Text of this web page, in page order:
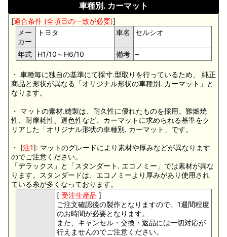
車種別. カーマット
[適合条件 (全項目の一致が必要)]
メー
カー
トヨタ 車名 セルシオ
年式 H1/10～H6/10 備考 –
・ 車種毎に独自の基準にて採寸.型取りを行っているため、 純正
商品と形状が異なる「オリジナル形状の車種別. カーマット」と
なります。
・ マットの素材.縫製は、耐久性に優れたものを採用。難燃焼
性、耐摩耗性、退色性など、カーマットに求められる基準をク
リアした「オリジナル形状の車種別. カーマット」です。
・ [注1]: マットのグレードにより素材や厚みなどが異なります
のでご注意ください。
「デラックス」と「スタンダート. エコノミー」では素材が異な
ります。スタンダードは、エコノミーより厚みがあり使用され
ている糸が多くなっております。
[ 受注生産品 ]
ご注文確認後の製作となりますので、1週間程度
のお時間が必要となります。
また、キャンセル・交換・返品には一切対応が
行えませんのでご注意ください。